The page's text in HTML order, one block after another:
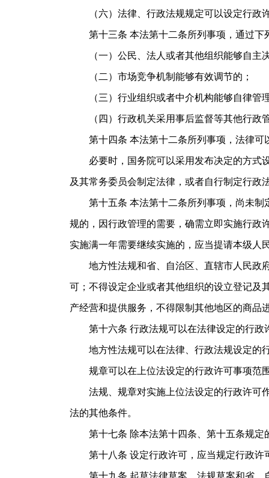
（六）法律、行政法规规定可以设定行政
第十三条 本法第十二条所列事项，通过下
（一）公民、法人或者其他组织能够自主
（二）市场竞争机制能够有效调节的；
（三）行业组织或者中介机构能够自律管
（四）行政机关采用事后监督等其他行政
第十四条 本法第十二条所列事项，法律可
必要时，国务院可以采用发布决定的方式设
及其常务委员会制定法律，或者自行制定行政
第十五条 本法第十二条所列事项，尚未制
规的，因行政管理的需要，确需立即实施行政
实施满一年需要继续实施的，应当提请本级人
地方性法规和省、自治区、直辖市人民政府
可；不得设定企业或者其他组织的设立登记及
产经营和提供服务，不得限制其他地区的商品
第十六条 行政法规可以在法律设定的行政
地方性法规可以在法律、行政法规设定的
规章可以在上位法设定的行政许可事项范
法规、规章对实施上位法设定的行政许可作
法的其他条件。
第十七条 除本法第十四条、第十五条规定
第十八条 设定行政许可，应当规定行政许
第十九条 起草法律草案、法规草案和省、